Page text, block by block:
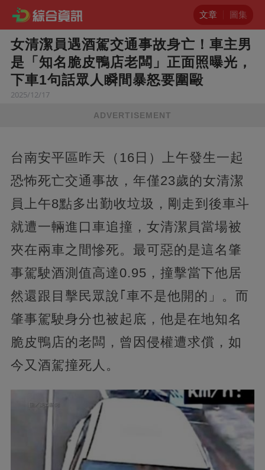
文章 圖集
女清潔員遇酒駕交通事故身亡！車主男
是「知名脆皮鴨店老闆」正面照曝光，
下車1句話眾人瞬間暴怒要圍毆
2025/12/17
ADVERTISEMENT
台南安平區昨天（16日）上午發生一起
恐怖死亡交通事故，年僅23歲的女清潔
員上午8點多出勤收垃圾，剛走到後車斗
就遭一輛進口車追撞，女清潔員當場被
夾在兩車之間慘死。最可惡的是這名肇
事駕駛酒測值高達0.95，撞擊當下他居
然還跟目擊民眾說｢車不是他開的」。而
肇事駕駛身分也被起底，他是在地知名
脆皮鴨店的老闆，曾因侵權遭求償，如
今又酒駕撞死人。